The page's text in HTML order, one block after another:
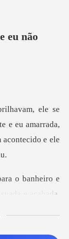
eu não
e eu amarrada,
o banheiro e